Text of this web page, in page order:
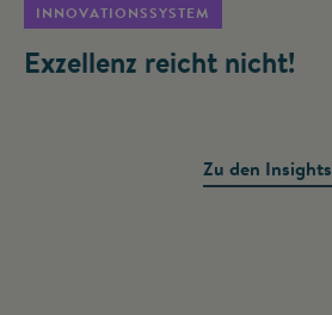
INNOVATIONSSYSTEM
Exzellenz reicht nicht!
Zu den Insights